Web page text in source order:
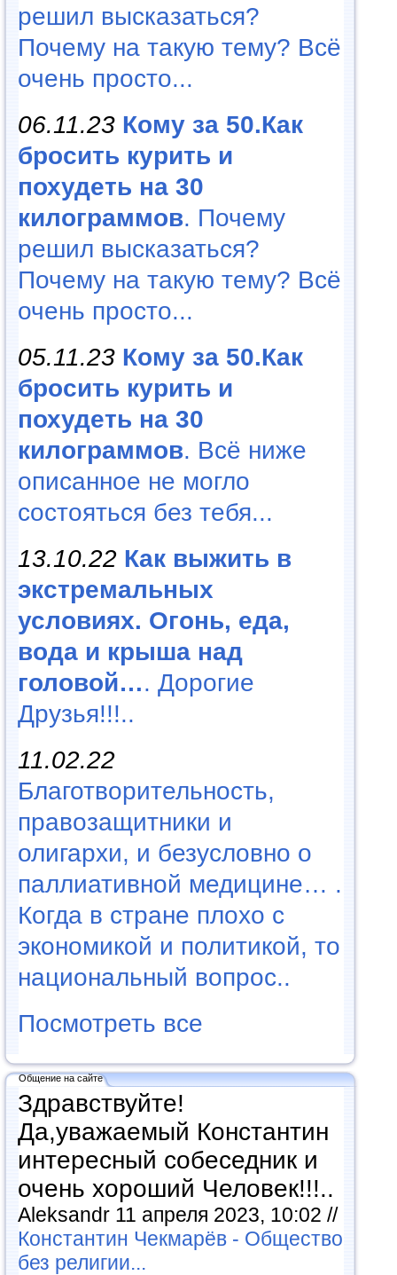
решил высказаться?
Почему на такую тему? Всё
очень просто...
06.11.23 Кому за 50.Как
бросить курить и
похудеть на 30
килограммов. Почему
решил высказаться?
Почему на такую тему? Всё
очень просто...
05.11.23 Кому за 50.Как
бросить курить и
похудеть на 30
килограммов. Всё ниже
описанное не могло
состояться без тебя...
13.10.22 Как выжить в
экстремальных
условиях. Огонь, еда,
вода и крыша над
головой…. Дорогие
Друзья!!!..
11.02.22
Благотворительность,
правозащитники и
олигархи, и безусловно о
паллиативной медицине… .
Когда в стране плохо с
экономикой и политикой, то
национальный вопрос..
Посмотреть все
Общение на сайте
Здравствуйте!
Да,уважаемый Константин
интересный собеседник и
очень хороший Человек!!!..
Aleksandr 11 апреля 2023, 10:02 //
Константин Чекмарёв - Общество
без религии...